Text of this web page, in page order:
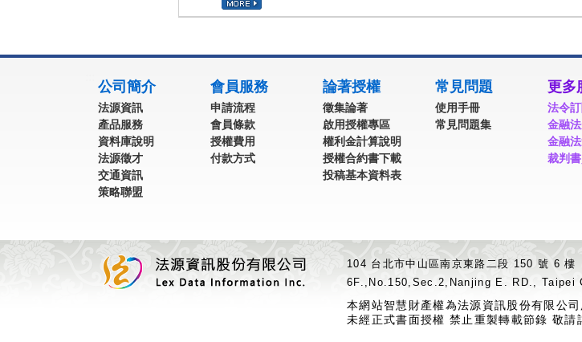
公司簡介
法源資訊
產品服務
資料庫說明
法源徵才
交通資訊
策略聯盟
會員服務
申請流程
會員條款
授權費用
付款方式
論著授權
徵集論著
啟用授權專區
權利金計算說明
授權合約書下載
投稿基本資料表
常見問題
使用手冊
常見問題集
更多
法令
金融
金融
裁判
104 台北市中山區南京東路二段 150 號 6 樓
6F.,No.150,Sec.2,Nanjing E. RD., Taipei
本網站智慧財產權為法源資訊股份有限公
未經正式書面授權 禁止重製轉載節錄 敬請